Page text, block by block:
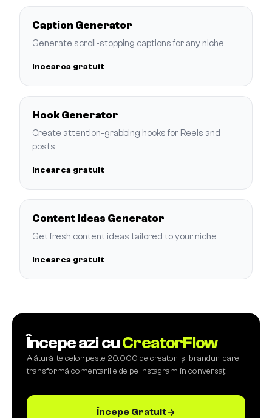
Caption Generator
Generate scroll-stopping captions for any niche
Incearca gratuit
Hook Generator
Create attention-grabbing hooks for Reels and
posts
Incearca gratuit
Content Ideas Generator
Get fresh content ideas tailored to your niche
Incearca gratuit
Începe azi cuCreatorFlow
Alătură-te celor peste 20.000 de creatori și branduri care
transformă comentariile de pe Instagram în conversații.
Începe Gratuit